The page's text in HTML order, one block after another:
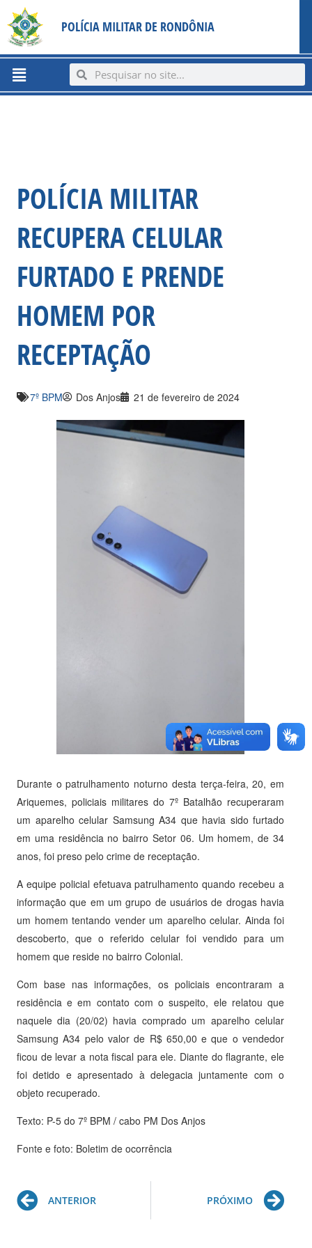
content
para
conteúdo
POLÍCIA MILITAR DE RONDÔNIA
Menu SearchSearch
POLÍCIA MILITAR
RECUPERA CELULAR
FURTADO E PRENDE
HOMEM POR
RECEPTAÇÃO
7º BPM Dos Anjos 21 de fevereiro de 2024
Durante o patrulhamento noturno desta terça-feira, 20, em
Ariquemes, policiais militares do 7º Batalhão recuperaram
um aparelho celular Samsung A34 que havia sido furtado
em uma residência no bairro Setor 06. Um homem, de 34
anos, foi preso pelo crime de receptação.
A equipe policial efetuava patrulhamento quando recebeu a
informação que em um grupo de usuários de drogas havia
um homem tentando vender um aparelho celular. Ainda foi
descoberto, que o referido celular foi vendido para um
homem que reside no bairro Colonial.
Com base nas informações, os policiais encontraram a
residência e em contato com o suspeito, ele relatou que
naquele dia (20/02) havia comprado um aparelho celular
Samsung A34 pelo valor de R$ 650,00 e que o vendedor
ficou de levar a nota fiscal para ele. Diante do flagrante, ele
foi detido e apresentado à delegacia juntamente com o
objeto recuperado.
Texto: P-5 do 7º BPM / cabo PM Dos Anjos
Fonte e foto: Boletim de ocorrência
Prev
ANTERIOR PRÓXIMO